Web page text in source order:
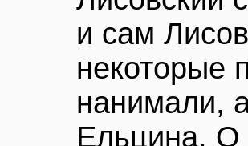
и сам
некоторые
нанимали,
Ельцина. О